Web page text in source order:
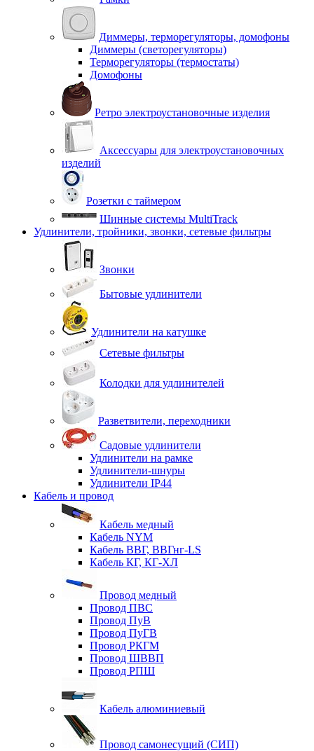
Диммеры, терморегуляторы, домофоны
Диммеры (светорегуляторы)
Терморегуляторы (термостаты)
Домофоны
Ретро электроустановочные изделия
Аксессуары для электроустановочных
изделий
Розетки с таймером
Шинные системы MultiTrack
Удлинители, тройники, звонки, сетевые фильтры
Звонки
Бытовые удлинители
Удлинители на катушке
Сетевые фильтры
Колодки для удлинителей
Разветвители, переходники
Садовые удлинители
Удлинители на рамке
Удлинители-шнуры
Удлинители IP44
Кабель и провод
Кабель медный
Кабель NYM
Кабель ВВГ, ВВГнг-LS
Кабель КГ, КГ-ХЛ
Провод медный
Провод ПВС
Провод ПуВ
Провод ПуГВ
Провод РКГМ
Провод ШВВП
Провод РПШ
Кабель алюминиевый
Провод самонесущий (СИП)